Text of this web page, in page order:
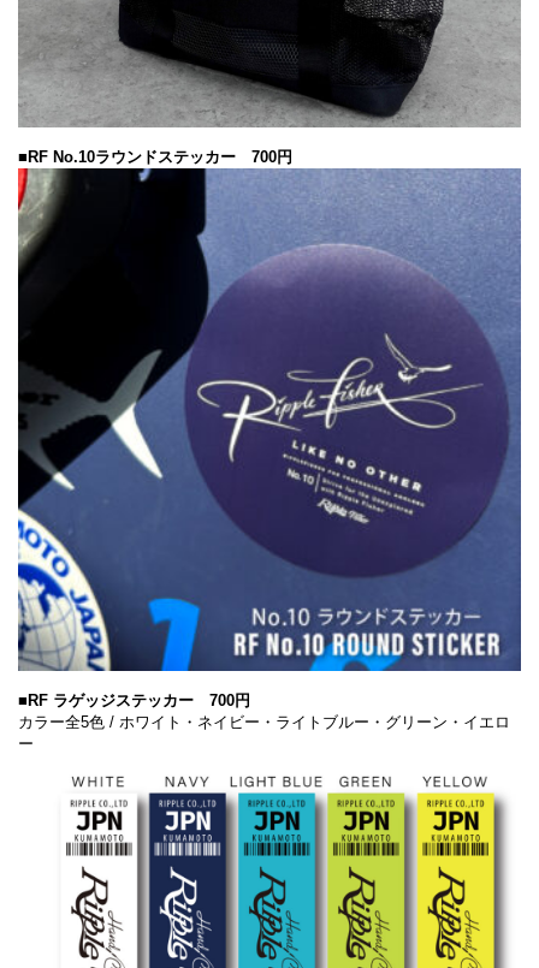
■RF No.10ラウンドステッカー 700円
■RF ラゲッジステッカー 700円
カラー全5色 / ホワイト・ネイビー・ライトブルー・グリーン・イエロ
ー